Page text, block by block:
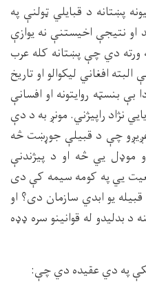
څيړونكې پوره ۲۰ مليونه پښتانه د قبايلي ټولنې په
نتيجې اخيستنې نه يوازې
دي چې پښتانه كله عرب
افغاني ليكوالو او تاريخ
بې بنسټه روايتونه او افسانې
نژاد راپيژني. مونږ به د دې
چې د قبيلې جوړښت څه
يي څه او د پيژندنې
يي په كومه سيمه كې دى
يو ابدي سازمان دى؟ او
د بدليدو له قوانينو سره ډډه
په دي عقيده دي چې: